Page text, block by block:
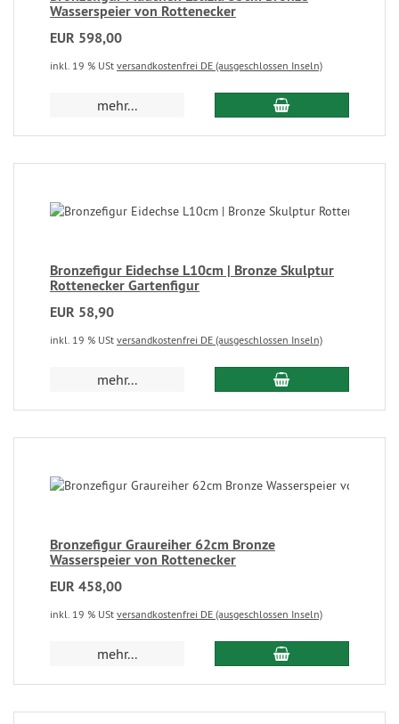
Wasserspeier von Rottenecker
EUR 598,00
inkl. 19 % USt versandkostenfrei DE (ausgeschlossen Inseln)
mehr...
Bronzefigur Eidechse L10cm | Bronze Skulptur
Rottenecker Gartenfigur
EUR 58,90
inkl. 19 % USt versandkostenfrei DE (ausgeschlossen Inseln)
mehr...
Bronzefigur Graureiher 62cm Bronze
Wasserspeier von Rottenecker
EUR 458,00
inkl. 19 % USt versandkostenfrei DE (ausgeschlossen Inseln)
mehr...